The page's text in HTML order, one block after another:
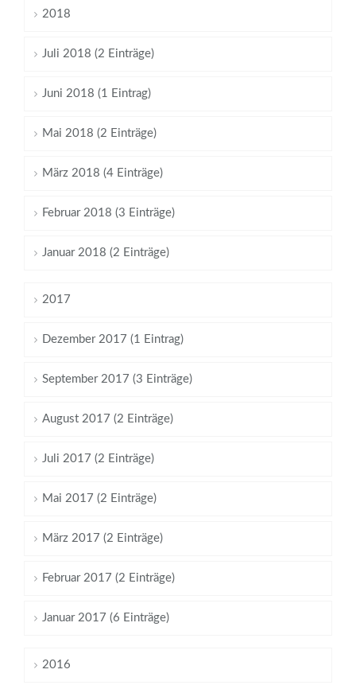
2018
Juli 2018 (2 Einträge)
Juni 2018 (1 Eintrag)
Mai 2018 (2 Einträge)
März 2018 (4 Einträge)
Februar 2018 (3 Einträge)
Januar 2018 (2 Einträge)
2017
Dezember 2017 (1 Eintrag)
September 2017 (3 Einträge)
August 2017 (2 Einträge)
Juli 2017 (2 Einträge)
Mai 2017 (2 Einträge)
März 2017 (2 Einträge)
Februar 2017 (2 Einträge)
Januar 2017 (6 Einträge)
2016